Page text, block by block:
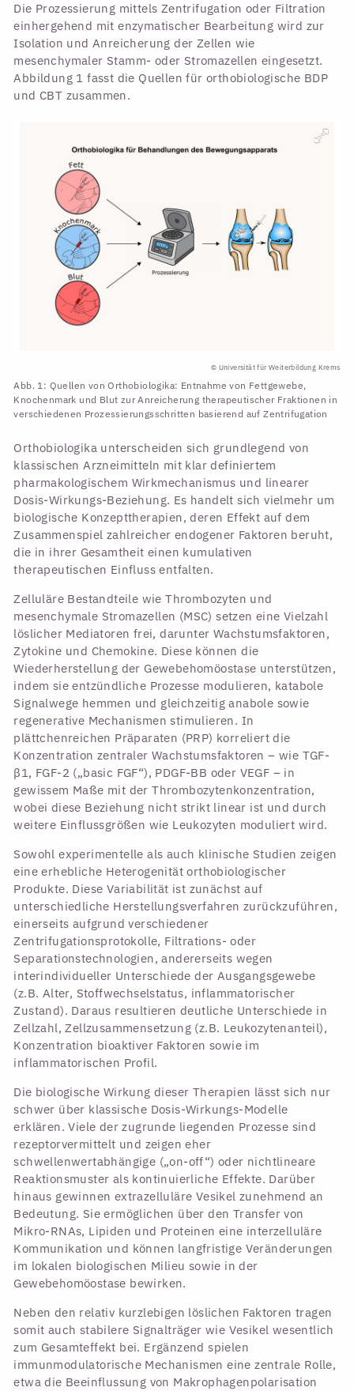
Die Prozessierung mittels Zentrifugation oder Filtration
einhergehend mit enzymatischer Bearbeitung wird zur
Isolation und Anreicherung der Zellen wie
mesenchymaler Stamm- oder Stromazellen eingesetzt.
Abbildung 1 fasst die Quellen für orthobiologische BDP
und CBT zusammen.
© Universität für Weiterbildung Krems
Abb. 1: Quellen von Orthobiologika: Entnahme von Fettgewebe,
Knochenmark und Blut zur Anreicherung therapeutischer Fraktionen in
verschiedenen Prozessierungsschritten basierend auf Zentrifugation
Orthobiologika unterscheiden sich grundlegend von
klassischen Arzneimitteln mit klar definiertem
pharmakologischem Wirkmechanismus und linearer
Dosis-Wirkungs-Beziehung. Es handelt sich vielmehr um
biologische Konzepttherapien, deren Effekt auf dem
Zusammenspiel zahlreicher endogener Faktoren beruht,
die in ihrer Gesamtheit einen kumulativen
therapeutischen Einfluss entfalten.
Zelluläre Bestandteile wie Thrombozyten und
mesenchymale Stromazellen (MSC) setzen eine Vielzahl
löslicher Mediatoren frei, darunter Wachstumsfaktoren,
Zytokine und Chemokine. Diese können die
Wiederherstellung der Gewebehomöostase unterstützen,
indem sie entzündliche Prozesse modulieren, katabole
Signalwege hemmen und gleichzeitig anabole sowie
regenerative Mechanismen stimulieren. In
plättchenreichen Präparaten (PRP) korreliert die
Konzentration zentraler Wachstumsfaktoren – wie TGF-
β1, FGF-2 („basic FGF“), PDGF-BB oder VEGF – in
gewissem Maße mit der Thrombozytenkonzentration,
wobei diese Beziehung nicht strikt linear ist und durch
weitere Einflussgrößen wie Leukozyten moduliert wird.
Sowohl experimentelle als auch klinische Studien zeigen
eine erhebliche Heterogenität orthobiologischer
Produkte. Diese Variabilität ist zunächst auf
unterschiedliche Herstellungsverfahren zurückzuführen,
einerseits aufgrund verschiedener
Zentrifugationsprotokolle, Filtrations- oder
Separationstechnologien, andererseits wegen
interindividueller Unterschiede der Ausgangsgewebe
(z.B. Alter, Stoffwechselstatus, inflammatorischer
Zustand). Daraus resultieren deutliche Unterschiede in
Zellzahl, Zellzusammensetzung (z.B. Leukozytenanteil),
Konzentration bioaktiver Faktoren sowie im
inflammatorischen Profil.
Die biologische Wirkung dieser Therapien lässt sich nur
schwer über klassische Dosis-Wirkungs-Modelle
erklären. Viele der zugrunde liegenden Prozesse sind
rezeptorvermittelt und zeigen eher
schwellenwertabhängige („on-off“) oder nichtlineare
Reaktionsmuster als kontinuierliche Effekte. Darüber
hinaus gewinnen extrazelluläre Vesikel zunehmend an
Bedeutung. Sie ermöglichen über den Transfer von
Mikro-RNAs, Lipiden und Proteinen eine interzelluläre
Kommunikation und können langfristige Veränderungen
im lokalen biologischen Milieu sowie in der
Gewebehomöostase bewirken.
Neben den relativ kurzlebigen löslichen Faktoren tragen
somit auch stabilere Signalträger wie Vesikel wesentlich
zum Gesamteffekt bei. Ergänzend spielen
immunmodulatorische Mechanismen eine zentrale Rolle,
etwa die Beeinflussung von Makrophagenpolarisation